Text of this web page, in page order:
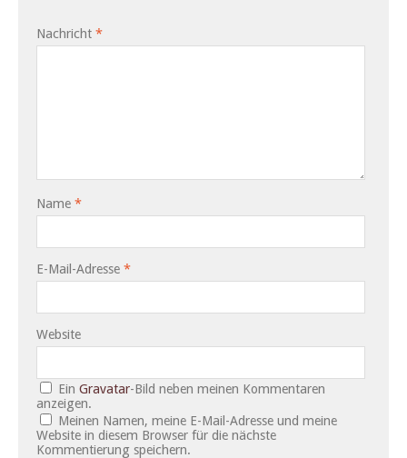
Nachricht *
Name *
E-Mail-Adresse *
Website
EinGravatar-Bild neben meinen Kommentaren
anzeigen.
Meinen Namen, meine E-Mail-Adresse und meine
Website in diesem Browser für die nächste
Kommentierung speichern.